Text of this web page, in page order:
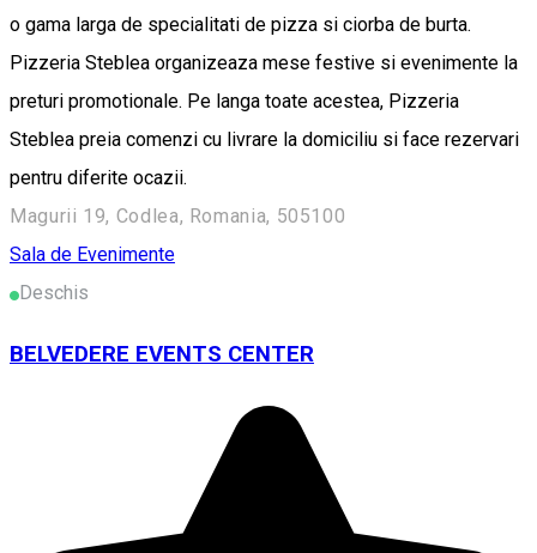
o gama larga de specialitati de pizza si ciorba de burta.
Pizzeria Steblea organizeaza mese festive si evenimente la
preturi promotionale. Pe langa toate acestea, Pizzeria
Steblea preia comenzi cu livrare la domiciliu si face rezervari
pentru diferite ocazii.
Magurii 19, Codlea, Romania, 505100
Sala de Evenimente
Deschis
BELVEDERE EVENTS CENTER